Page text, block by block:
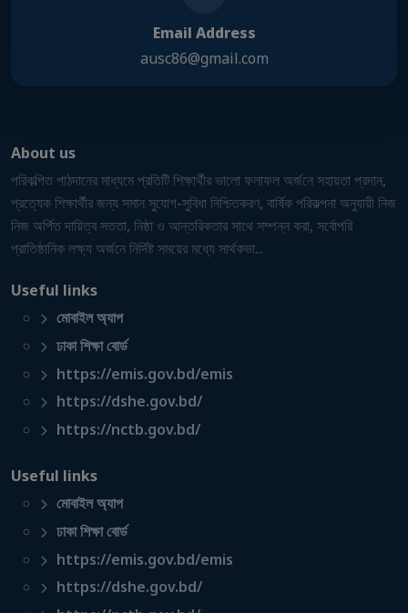
Email Address
ausc86@gmail.com
About us
পরিকল্পিত পাঠদানের মাধ্যমে প্রতিটি শিক্ষার্থীর ভালো ফলাফল অর্জনে সহায়তা প্রদান,
প্রত্যেক শিক্ষার্থীর জন্য সমান সুযোগ-সুবিধা নিশ্চিতকরণ, বার্ষিক পরিকল্পনা অনুযায়ী নিজ
নিজ অর্পিত দায়িত্ব সততা, নিষ্ঠা ও আন্তরিকতার সাথে সম্পন্ন করা, সর্বোপরি
প্রাতিষ্ঠানিক লক্ষ্য অর্জনে নির্দিষ্ট সময়ের মধ্যে সার্থকভা...
Useful links
মোবাইল অ্যাপ
ঢাকা শিক্ষা বোর্ড
https://emis.gov.bd/emis
https://dshe.gov.bd/
https://nctb.gov.bd/
Useful links
মোবাইল অ্যাপ
ঢাকা শিক্ষা বোর্ড
https://emis.gov.bd/emis
https://dshe.gov.bd/